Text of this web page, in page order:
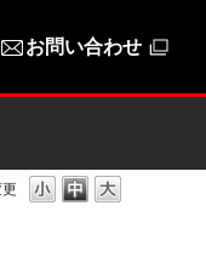
お問い合わせ